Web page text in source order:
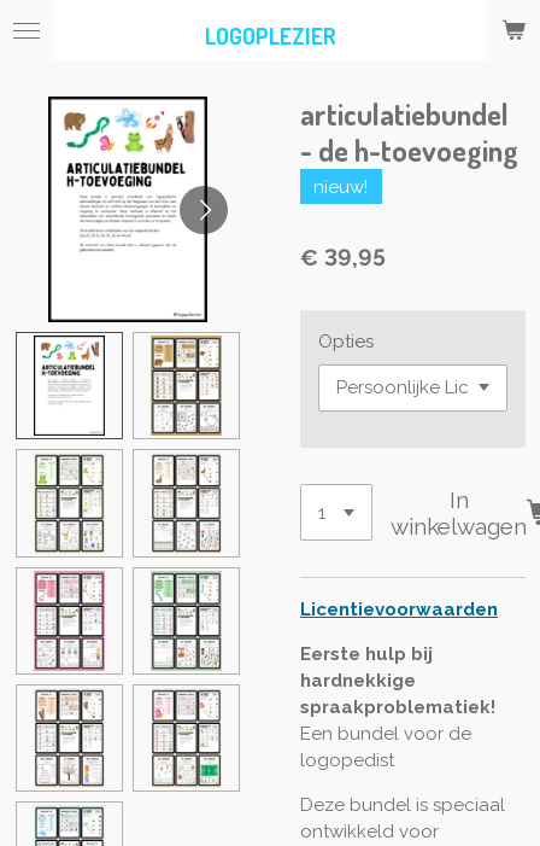
Ga
hoofdinhoud
LOGOPLEZIER
articulatiebundel
- de h-toevoeging
nieuw!
€ 39,95
Opties
In
winkelwagen
Licentievoorwaarden
Eerste hulp bij
hardnekkige
spraakproblematiek!
Een bundel voor de
logopedist
Deze bundel is speciaal
ontwikkeld voor